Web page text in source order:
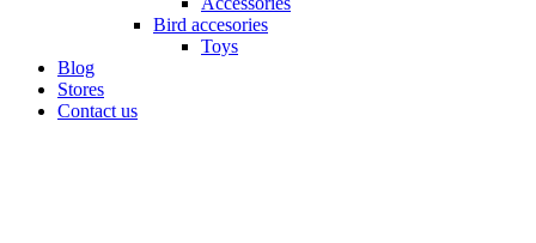
Bird accesories
Toys
Blog
Stores
Contact us